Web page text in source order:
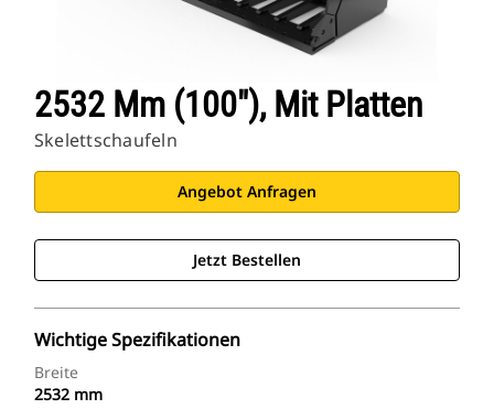
2532 Mm (100"), Mit Platten
Skelettschaufeln
Angebot Anfragen
Jetzt Bestellen
Wichtige Spezifikationen
Breite
2532 mm